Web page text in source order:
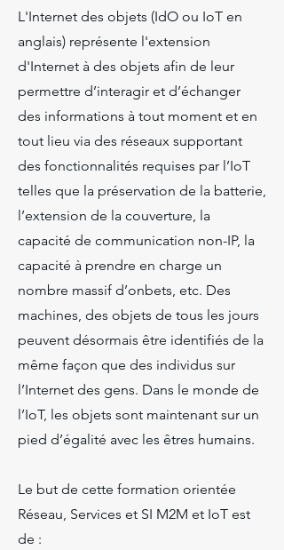
L'Internet des objets (IdO ou IoT en
anglais) représente l'extension
d'Internet à des objets afin de leur
permettre d’interagir et d’échanger
des informations à tout moment et en
tout lieu via des réseaux supportant
des fonctionnalités requises par l’IoT
telles que la préservation de la batterie,
l’extension de la couverture, la
capacité de communication non-IP, la
capacité à prendre en charge un
nombre massif d’onbets, etc. Des
machines, des objets de tous les jours
peuvent désormais être identifiés de la
même façon que des individus sur
l’Internet des gens. Dans le monde de
l’IoT, les objets sont maintenant sur un
pied d’égalité avec les êtres humains.
Le but de cette formation orientée
Réseau, Services et SI M2M et IoT est
de :